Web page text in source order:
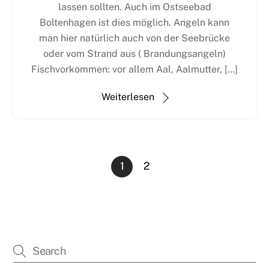
lassen sollten. Auch im Ostseebad
Boltenhagen ist dies möglich. Angeln kann
man hier natürlich auch von der Seebrücke
oder vom Strand aus ( Brandungsangeln)
Fischvorkommen: vor allem Aal, Aalmutter, […]
Weiterlesen
1 2